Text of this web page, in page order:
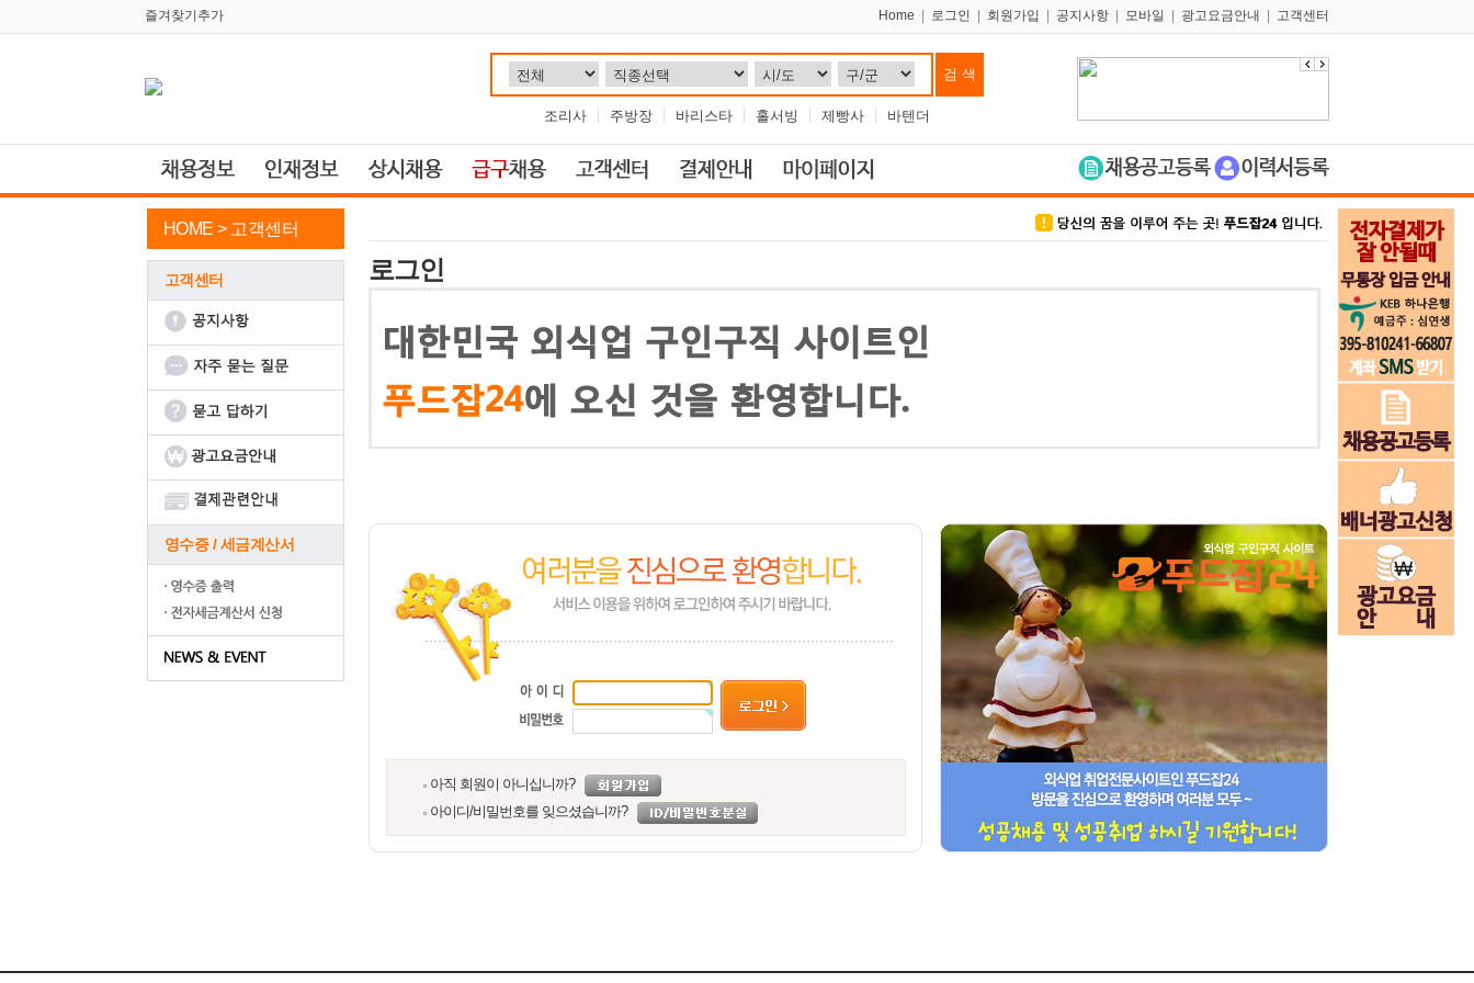
즐겨찾기추가 Home 로그인 회원가입 공지사항 모바일 광고요금안내 고객센터
조리사 주방장 바리스타 홀서빙 제빵사 바텐더
HOME > 고객센터
고객센터
영수증 / 세금계산서
로그인
아직 회원이 아니십니까?
아이디/비밀번호를 잊으셨습니까?